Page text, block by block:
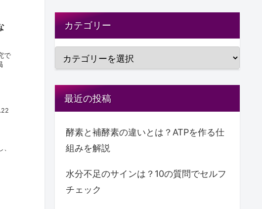
で
カテゴリー
最近の投稿
酵素と補酵素の違いとは？ATPを作る仕
組みを解説
水分不足のサインは？10の質問でセルフ
チェック